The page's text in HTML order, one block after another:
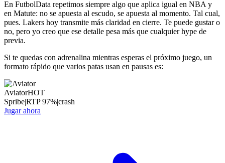
En FutbolData repetimos siempre algo que aplica igual en NBA y
en Matute: no se apuesta al escudo, se apuesta al momento. Tal cual,
pues. Lakers hoy transmite más claridad en cierre. Te puede gustar o
no, pero yo creo que ese detalle pesa más que cualquier hype de
previa.
Si te quedas con adrenalina mientras esperas el próximo juego, un
formato rápido que varios patas usan en pausas es:
AviatorHOT
Spribe|RTP97%|crash
Jugar ahora